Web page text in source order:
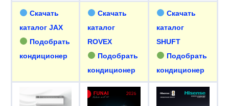
Скачать
каталог JAX
Подобрать
кондиционер
Скачать
каталог
ROVEX
Подобрать
кондиционер
Скачать
каталог
SHUFT
Подобрать
кондиционер